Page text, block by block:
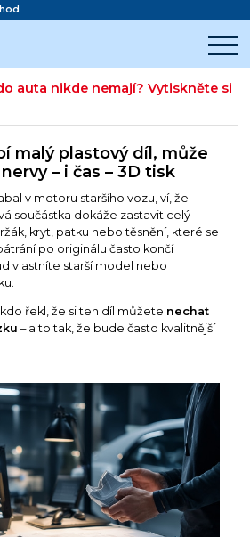
auta nikde nemají? Vytiskněte si
malý plastový díl, může
– i čas – 3D tisk
v motoru staršího vozu, ví, že
součástka dokáže zastavit celý
kryt, patku nebo těsnění, které se
po originálu často končí
vlastníte starší model nebo
řekl, že si ten díl můžete nechat
– a to tak, že bude často kvalitnější